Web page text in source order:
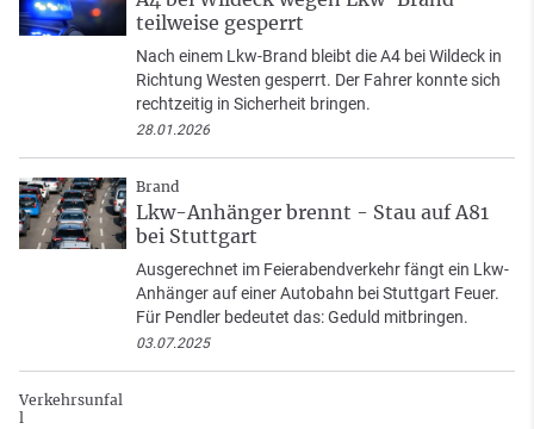
teilweise gesperrt
Nach einem Lkw-Brand bleibt die A4 bei Wildeck in
Richtung Westen gesperrt. Der Fahrer konnte sich
rechtzeitig in Sicherheit bringen.
28.01.2026
Brand
Lkw-Anhänger brennt - Stau auf A81
bei Stuttgart
Ausgerechnet im Feierabendverkehr fängt ein Lkw-
Anhänger auf einer Autobahn bei Stuttgart Feuer.
Für Pendler bedeutet das: Geduld mitbringen.
03.07.2025
Verkehrsunfal
l